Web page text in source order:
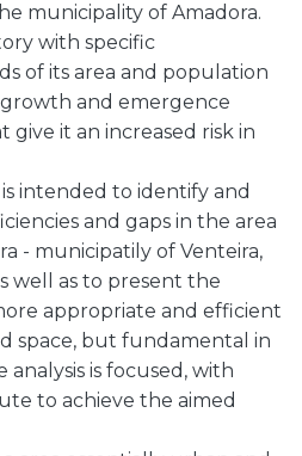
municipality of Amadora.
with specific
of its area and population
growth and emergence
give it an increased risk in
intended to identify and
and gaps in the area
- municipatily of Venteira,
well as to present the
appropriate and efficient
space, but fundamental in
is focused, with
to achieve the aimed